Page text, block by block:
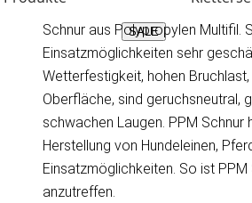
SALE
Schnur aus Polypropylen Multifil.
Einsatzmöglichkeiten sehr
Wetterfestigkeit, hohen
Oberfläche, sind geruchsneutral,
schwachen Laugen. PPM
Herstellung von Hundeleinen,
Einsatzmöglichkeiten. So ist
anzutreffen.